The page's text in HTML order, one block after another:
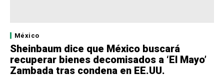
México
Sheinbaum dice que México buscará
recuperar bienes decomisados a ‘El Mayo’
Zambada tras condena en EE.UU.